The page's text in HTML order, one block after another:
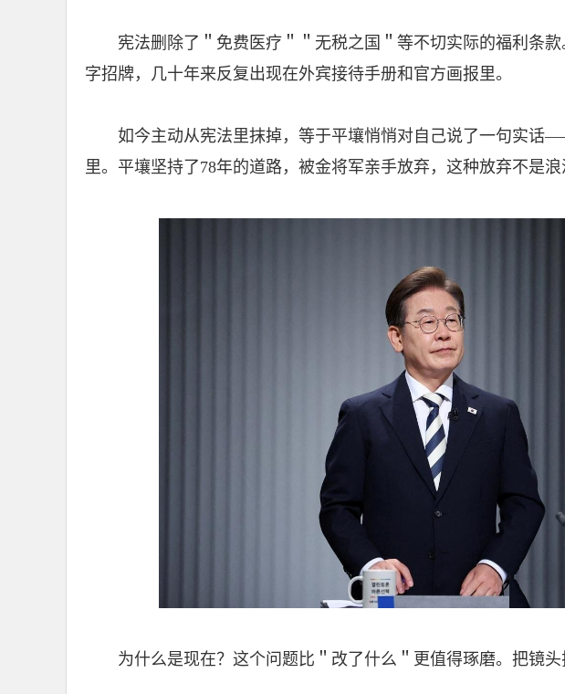
宪法删除了＂免费医疗＂＂无税之国＂等不切实际的福利条
字招牌，几十年来反复出现在外宾接待手册和官方画报里。
如今主动从宪法里抹掉，等于平壤悄悄对自己说了一句实话
里。平壤坚持了78年的道路，被金将军亲手放弃，这种放弃不是
为什么是现在？这个问题比＂改了什么＂更值得琢磨。把镜头